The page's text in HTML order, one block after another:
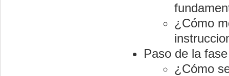
¿Cómo
Paso de la
¿Cómo